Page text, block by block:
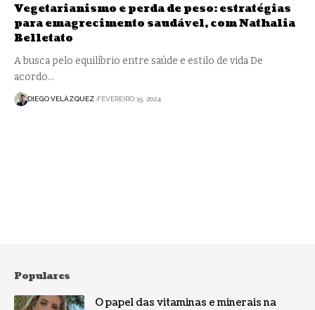
Vegetarianismo e perda de peso: estratégias
para emagrecimento saudável, com Nathalia
Belletato
A busca pelo equilíbrio entre saúde e estilo de vida De
acordo…
DIEGO VELÁZQUEZ FEVEREIRO 15, 2024
Populares
O papel das vitaminas e minerais na